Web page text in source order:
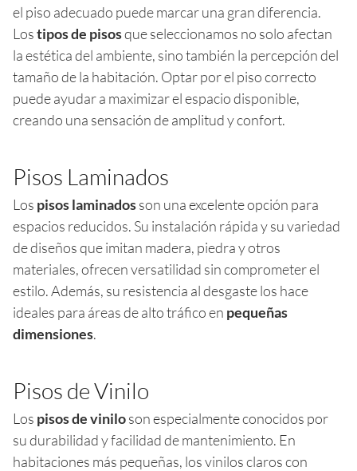
el piso adecuado puede marcar una gran diferencia.
Lostipos de pisosque seleccionamos no solo afectan
la estética del ambiente, sino también la percepción del
tamaño de la habitación. Optar por el piso correcto
puede ayudar a maximizar el espacio disponible,
creando una sensación de amplitud y confort.
Pisos Laminados
Los pisos laminadosson una excelente opción para
espacios reducidos. Su instalación rápida y su variedad
de diseños que imitan madera, piedra y otros
materiales, ofrecen versatilidad sin comprometer el
estilo. Además, su resistencia al desgaste los hace
ideales para áreas de alto tráfico en pequeñas
dimensiones.
Pisos de Vinilo
Los pisos de viniloson especialmente conocidos por
su durabilidad y facilidad de mantenimiento. En
habitaciones más pequeñas, los vinilos claros con